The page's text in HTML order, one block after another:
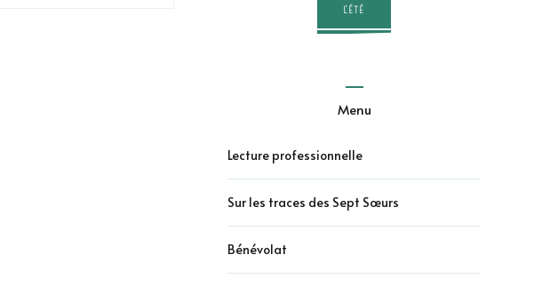
L'ÉTÉ
Menu
Lecture professionnelle
Sur les traces des Sept Sœurs
Bénévolat